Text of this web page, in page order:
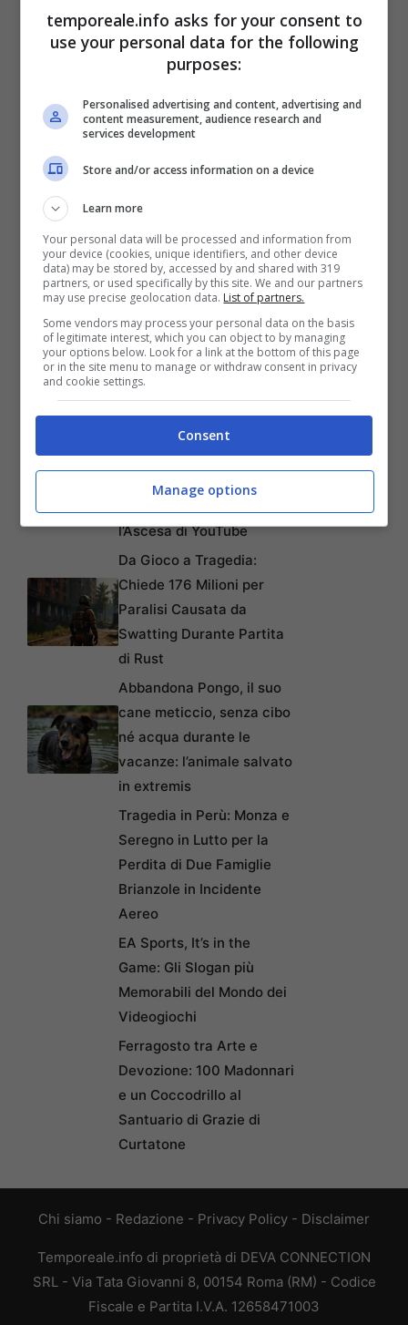
Articoli recentiDisney+: Tra Piani Gratuiti
e Collaborazioni con
l’Ascesa di YouTube
Da Gioco a Tragedia:
Chiede 176 Milioni per
Paralisi Causata da
Swatting Durante Partita
di Rust
Abbandona Pongo, il suo
cane meticcio, senza cibo
né acqua durante le
vacanze: l’animale salvato
in extremis
Tragedia in Perù: Monza e
Seregno in Lutto per la
Perdita di Due Famiglie
Brianzole in Incidente
Aereo
EA Sports, It’s in the
Game: Gli Slogan più
Memorabili del Mondo dei
Videogiochi
Ferragosto tra Arte e
Devozione: 100 Madonnari
e un Coccodrillo al
Santuario di Grazie di
Curtatone
Chi siamo - Redazione - Privacy Policy - Disclaimer
Temporeale.info di proprietà di DEVA CONNECTION
SRL - Via Tata Giovanni 8, 00154 Roma (RM) - Codice
Fiscale e Partita I.V.A. 12658471003
temporeale.info asks for your consent to
use your personal data for the following
purposes:
Personalised advertising and content, advertising and
content measurement, audience research and
services development
Store and/or access information on a device
Learn more
Your personal data will be processed and information from
your device (cookies, unique identifiers, and other device
data) may be stored by, accessed by and shared with 319
partners, or used specifically by this site. We and our partners
may use precise geolocation data. List of partners.
Some vendors may process your personal data on the basis
of legitimate interest, which you can object to by managing
your options below. Look for a link at the bottom of this page
or in the site menu to manage or withdraw consent in privacy
and cookie settings.
Consent
Manage options